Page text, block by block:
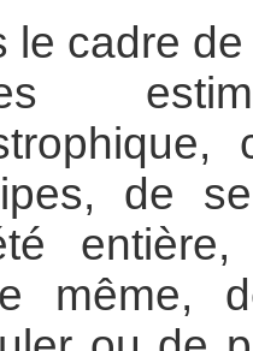
le cadre
de
même,